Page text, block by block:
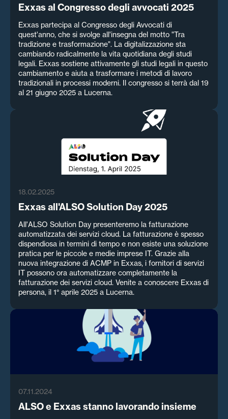
Exxas al Congresso degli avvocati 2025
Exxas partecipa al Congresso degli Avvocati di
quest'anno, che si svolge all'insegna del motto "Tra
tradizione e trasformazione". La digitalizzazione sta
cambiando radicalmente la vita quotidiana degli studi
legali. Exxas sostiene attivamente gli studi legali in questo
cambiamento e aiuta a trasformare i metodi di lavoro
tradizionali in processi moderni. Il congresso si terrà dal 19
al 21 giugno 2025 a Lucerna.
18.02.2025
Exxas all'ALSO Solution Day 2025
All'ALSO Solution Day presenteremo la fatturazione
automatizzata dei servizi cloud. La fatturazione è spesso
dispendiosa in termini di tempo e non esiste una soluzione
pratica per le piccole e medie imprese IT. Grazie alla
nuova integrazione di ACMP in Exxas, i fornitori di servizi
IT possono ora automatizzare completamente la
fatturazione dei servizi cloud. Venite a conoscere Exxas di
persona, il 1° aprile 2025 a Lucerna.
07.11.2024
ALSO e Exxas stanno lavorando insieme